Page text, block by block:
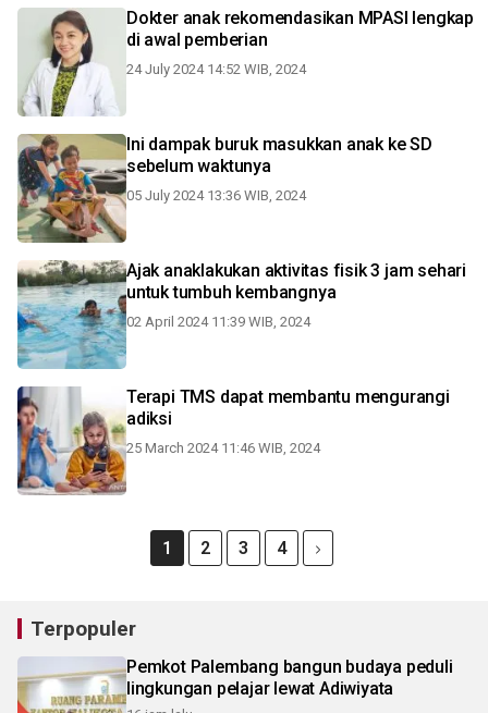
Dokter anak rekomendasikan MPASI lengkap
di awal pemberian
24 July 2024 14:52 WIB, 2024
Ini dampak buruk masukkan anak ke SD
sebelum waktunya
05 July 2024 13:36 WIB, 2024
Ajak anaklakukan aktivitas fisik 3 jam sehari
untuk tumbuh kembangnya
02 April 2024 11:39 WIB, 2024
Terapi TMS dapat membantu mengurangi
adiksi
25 March 2024 11:46 WIB, 2024
1 2 3 4
Terpopuler
Pemkot Palembang bangun budaya peduli
lingkungan pelajar lewat Adiwiyata